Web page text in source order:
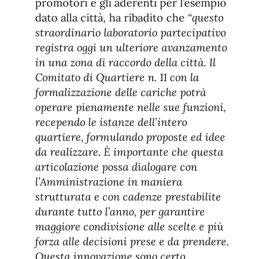
promotori e gli aderenti per l’esempio
dato alla città, ha ribadito che “questo
straordinario laboratorio partecipativo
registra oggi un ulteriore avanzamento
in una zona di raccordo della città. Il
Comitato di Quartiere n. 11 con la
formalizzazione delle cariche potrà
operare pienamente nelle sue funzioni,
recependo le istanze dell’intero
quartiere, formulando proposte ed idee
da realizzare. È importante che questa
articolazione possa dialogare con
l’Amministrazione in maniera
strutturata e con cadenze prestabilite
durante tutto l’anno, per garantire
maggiore condivisione alle scelte e più
forza alle decisioni prese e da prendere.